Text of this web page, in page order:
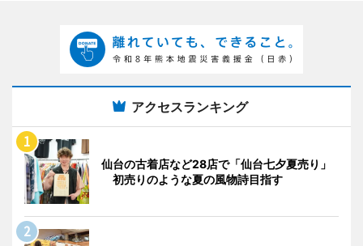
アクセスランキング
仙台の古着店など28店で「仙台七夕夏売り」
初売りのような夏の風物詩目指す